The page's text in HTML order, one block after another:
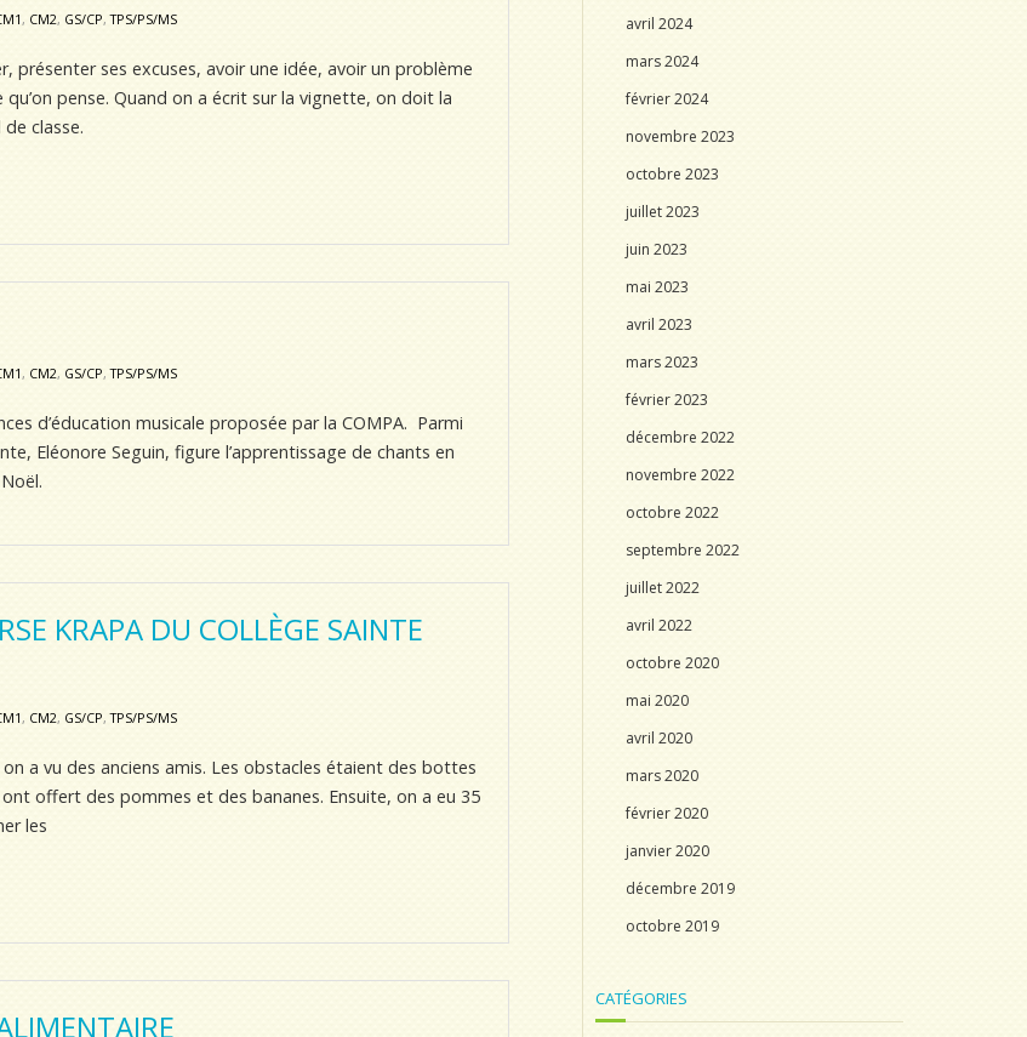
, CM2, GS/CP,TPS/PS/MS
présenter ses excuses, avoir une idée, avoir un problème
pense. Quand on a écrit sur la vignette, on doit la
classe.
, CM2, GS/CP,TPS/PS/MS
d’éducation musicale proposée par la COMPA. Parmi
Eléonore Seguin, figure l’apprentissage de chants en
KRAPA DU COLLÈGE SAINTE
, CM2, GS/CP,TPS/PS/MS
a vu des anciens amis. Les obstacles étaient des bottes
offert des pommes et des bananes. Ensuite, on a eu 35
les
avril 2024
mars 2024
février 2024
novembre 2023
octobre 2023
juillet 2023
juin 2023
mai 2023
avril 2023
mars 2023
février 2023
décembre 2022
novembre 2022
octobre 2022
septembre 2022
juillet 2022
avril 2022
octobre 2020
mai 2020
avril 2020
mars 2020
février 2020
janvier 2020
décembre 2019
octobre 2019
CATÉGORIES